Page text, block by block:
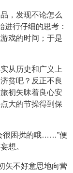
，发现不论怎么
行仔细的思考：
戏的时间；于是
从历史和广义上
贫吧？反正不良
初矢昧着良心安
大的节操得到保
很困扰的哦……”便
想。
矢不好意思地向营